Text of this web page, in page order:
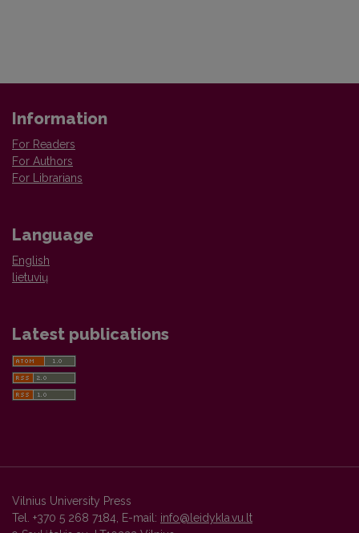
Information
For Readers
For Authors
For Librarians
Language
English
lietuvių
Latest publications
Vilnius University Press
Tel. +370 5 268 7184, E-mail: info@leidykla.vu.lt